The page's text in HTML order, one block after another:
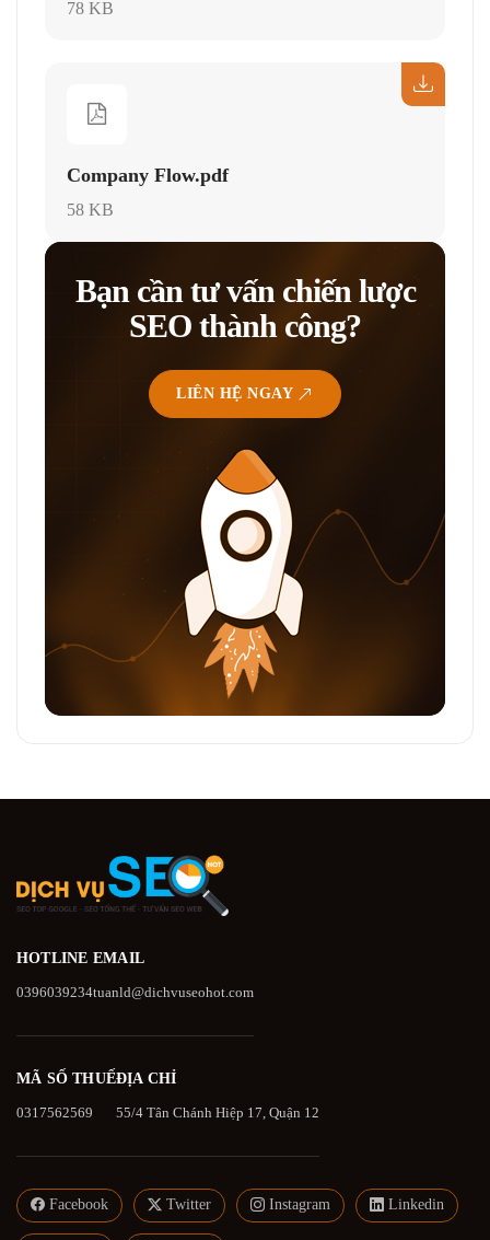
78 KB
Company Flow.pdf
58 KB
Bạn cần tư vấn chiến lược
SEO thành công?
LIÊN HỆ NGAY
HOTLINE
0396039234
EMAIL
tuanld@dichvuseohot.com
MÃ SỐ THUẾ
0317562569
ĐỊA CHỈ
55/4 Tân Chánh Hiệp 17, Quận 12
Facebook Twitter Instagram Linkedin